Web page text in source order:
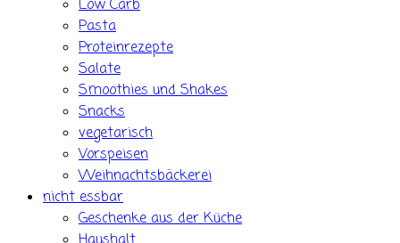
Low Carb
Pasta
Proteinrezepte
Salate
Smoothies und Shakes
Snacks
vegetarisch
Vorspeisen
Weihnachtsbäckerei
nicht essbar
Geschenke aus der Küche